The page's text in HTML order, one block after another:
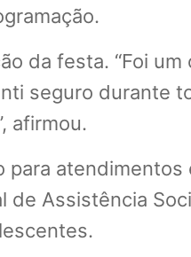
da festa. “Foi um
seguro durante
afirmou.
para atendimentos
de Assistência